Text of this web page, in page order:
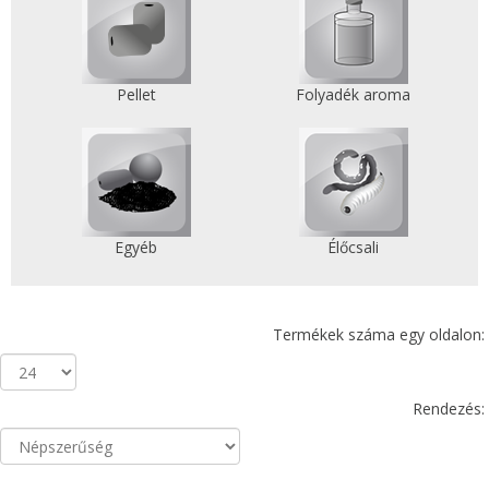
Pellet Folyadék aroma
Egyéb Élőcsali
Termékek száma egy oldalon:
Rendezés: